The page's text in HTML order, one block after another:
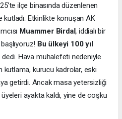
ilçe binasında düzenlenen
Etkinlikte konuşan AK
Muammer Birdal, iddialı bir
Bu ülkeyi 100 yıl
dedi. Hava muhalefeti nedeniyle
kutlama, kurucu kadrolar, eski
getirdi. Ancak masa yetersizliği
ayakta kaldı, yine de coşku